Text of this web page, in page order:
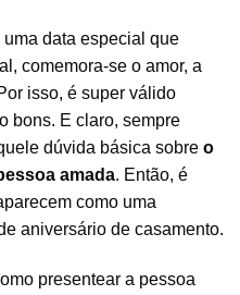
data especial que
comemora-se o amor, a
isso, é super válido
bons. E claro, sempre
dúvida básica sobre o
amada. Então, é
como uma
aniversário de casamento.
presentear a pessoa